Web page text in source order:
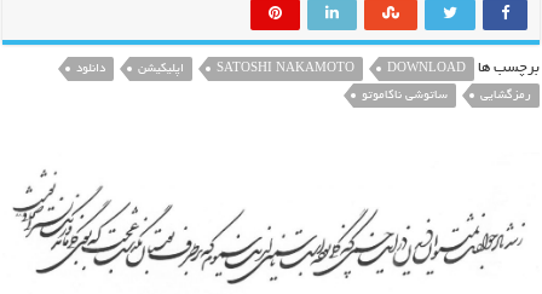
برچسب ها DOWNLOAD
SATOSHI NAKAMOTO اپلیکیشن
دانلود
رمزگشایی
ساتوشی ناکاموتو